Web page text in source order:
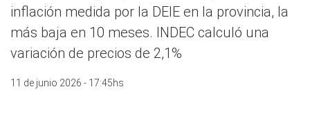
inflación medida por la DEIE en la provincia, la
más baja en 10 meses. INDEC calculó una
variación de precios de 2,1%
11 de junio 2026 - 17:45hs